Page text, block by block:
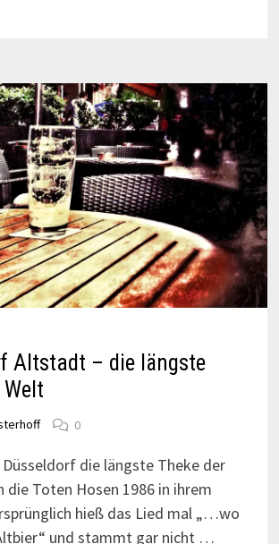
Altstadt – die längste
0
Düsseldorf die längste Theke der
die Toten Hosen 1986 in ihrem
hieß das Lied mal „…wo
und stammt gar nicht …